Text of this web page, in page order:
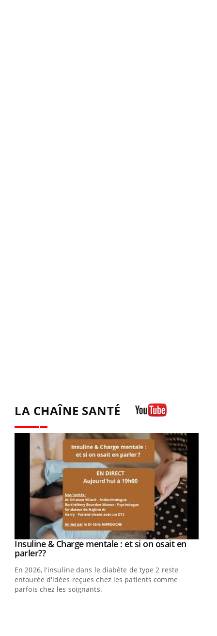
LA CHAÎNE SANTÉ
Youtube
Insuline & Charge mentale : et si on osait en
parler??Youtube
En 2026, l'insuline dans le diabète de type 2 reste
entourée d'idées reçues chez les patients comme
parfois chez les soignants.